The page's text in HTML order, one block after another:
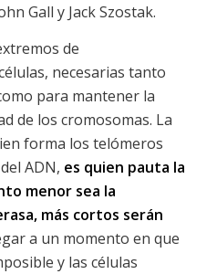
Gall y Jack Szostak.
de
necesarias tanto
para mantener la
de los cromosomas. La
forma los telómeros
ADN, es quien pauta la
menor sea la
más cortos serán
a un momento en que
y las células